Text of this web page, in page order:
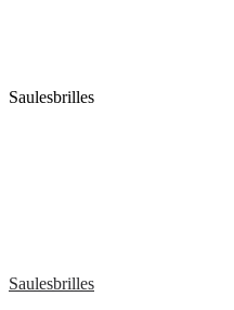
Saulesbrilles
Saulesbrilles